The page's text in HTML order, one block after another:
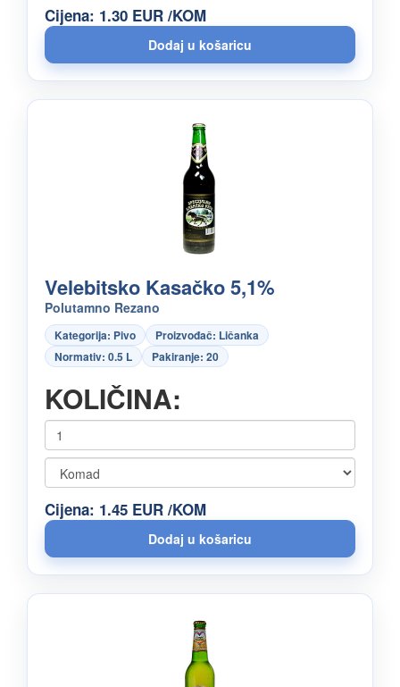
Cijena: 1.30 EUR /KOM
Velebitsko Kasačko 5,1%
Polutamno Rezano
Kategorija: Pivo
Proizvođač: Ličanka
Normativ: 0.5 L
Pakiranje: 20
KOLIČINA:
Cijena: 1.45 EUR /KOM